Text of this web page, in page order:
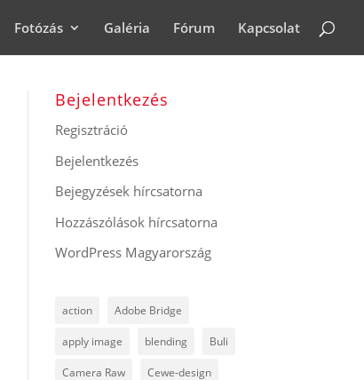
Fotózás Galéria Fórum Kapcsolat
Bejelentkezés
Regisztráció
Bejelentkezés
Bejegyzések hírcsatorna
Hozzászólások hírcsatorna
WordPress Magyarország
action Adobe Bridge
apply image blending Buli
Camera Raw Cewe-design